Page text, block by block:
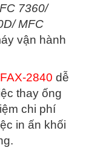
7360/
MFC
vận hành
2840 dễ
thay ống
chi phí
in ấn khối